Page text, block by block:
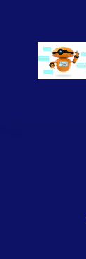
content